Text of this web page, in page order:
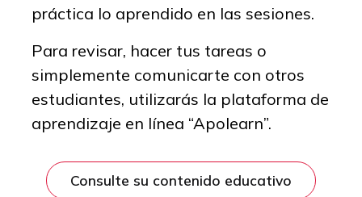
práctica lo aprendido en las sesiones.
Para revisar, hacer tus tareas o
simplemente comunicarte con otros
estudiantes, utilizarás la plataforma de
aprendizaje en línea “Apolearn”.
Consulte su contenido educativo